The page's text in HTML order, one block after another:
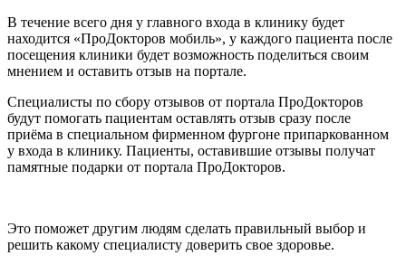
В течение всего дня у главного входа в клинику будет
находится «ПроДокторов мобиль», у каждого пациента после
посещения клиники будет возможность поделиться своим
мнением и оставить отзыв на портале.
Специалисты по сбору отзывов от портала ПроДокторов
будут помогать пациентам оставлять отзыв сразу после
приёма в специальном фирменном фургоне припаркованном
у входа в клинику. Пациенты, оставившие отзывы получат
памятные подарки от портала ПроДокторов.
Это поможет другим людям сделать правильный выбор и
решить какому специалисту доверить свое здоровье.